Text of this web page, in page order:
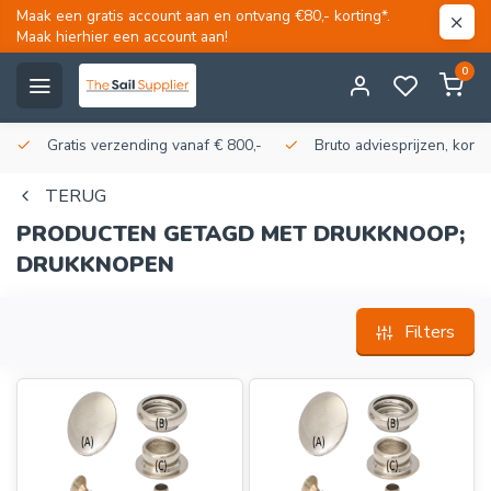
Maak een gratis account aan en ontvang €80,- korting*.
Maak hierhier een account aan!
0
Gratis verzending vanaf € 800,- Bruto adviesprijzen,
TERUG
PRODUCTEN GETAGD MET DRUKKNOOP;
DRUKKNOPEN
Filters